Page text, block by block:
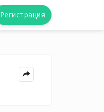
Регистрация